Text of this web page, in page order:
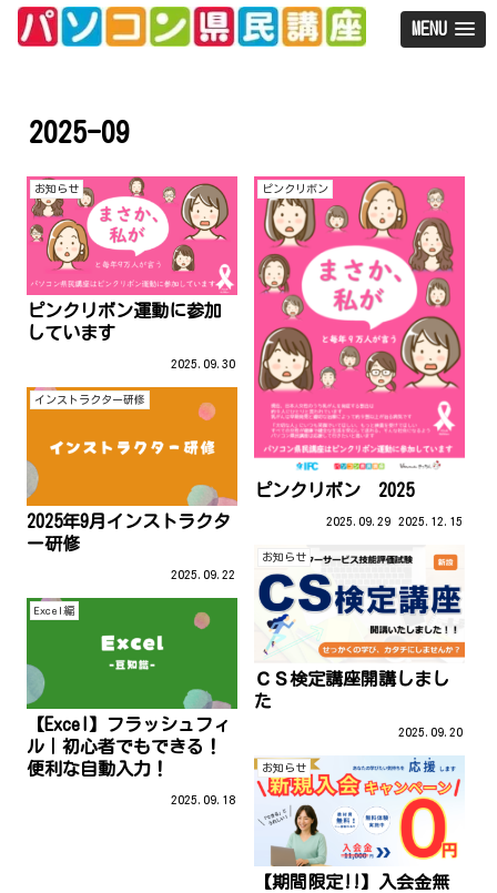
MENU
2025-09
お知らせ
ピンクリボン運動に参加
しています
2025.09.30
ピンクリボン
ピンクリボン 2025
2025.09.29 2025.12.15
インストラクター研修
2025年9月インストラクタ
ー研修
2025.09.22
お知らせ
ＣＳ検定講座開講しまし
た
2025.09.20
Excel編
【Excel】フラッシュフィ
ル｜初心者でもできる！
便利な自動入力！
2025.09.18
お知らせ
【期間限定!!】入会金無